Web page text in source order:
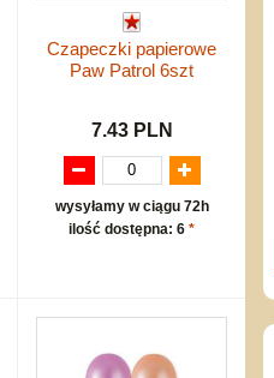
Czapeczki papierowe
Paw Patrol 6szt
7.43 PLN
wysyłamy w ciągu 72h
ilość dostępna: 6 *